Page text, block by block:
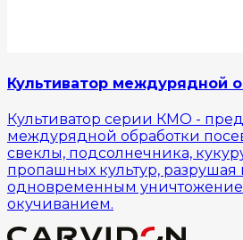
Культиватор междурядной
Культиватор серии КМО -
междурядной обработки
свеклы, подсолнечника,
пропашных культур, разрушая
одновременным
окучиванием.